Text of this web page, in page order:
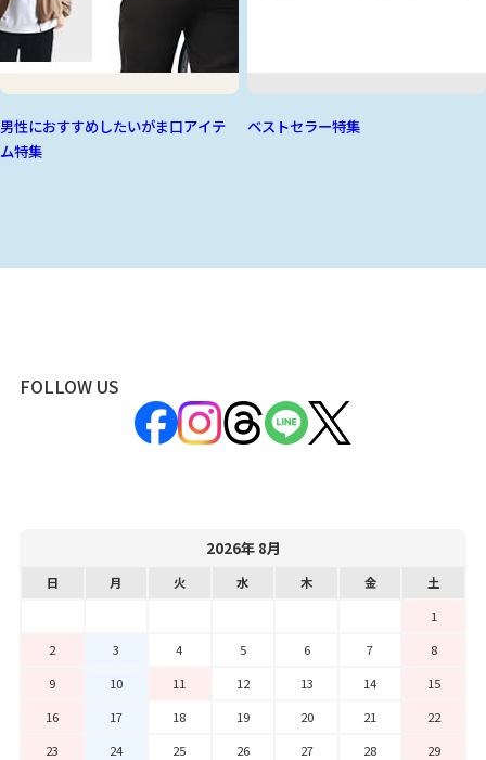
男性におすすめしたいがま口アイテ
ム特集
ベストセラー特集
FOLLOW US
2026年 8月
日 月 火 水 木 金
土
1
2
3 4 5 6 7
8
9
10 11 12 13 14
15
16
17 18 19 20 21
22
23
24 25 26 27 28
29